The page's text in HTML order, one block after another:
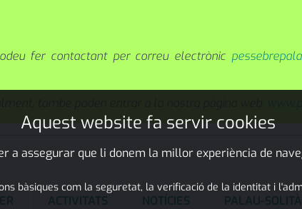
fer contactant per correu electrònic
ACTIVITATS NOTÍCIES PALAU-
Aquest website fa servir cookies
a assegurar que li donem la millor experiència de
bàsiques com la seguretat, la verificació de la identitat i